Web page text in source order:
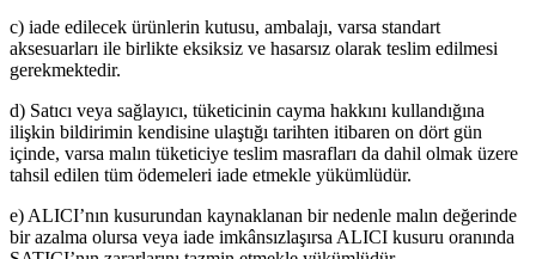
c) iade edilecek ürünlerin kutusu, ambalajı, varsa standart
aksesuarları ile birlikte eksiksiz ve hasarsız olarak teslim edilmesi
gerekmektedir.
d) Satıcı veya sağlayıcı, tüketicinin cayma hakkını kullandığına
ilişkin bildirimin kendisine ulaştığı tarihten itibaren on dört gün
içinde, varsa malın tüketiciye teslim masrafları da dahil olmak üzere
tahsil edilen tüm ödemeleri iade etmekle yükümlüdür.
e) ALICI’nın kusurundan kaynaklanan bir nedenle malın değerinde
bir azalma olursa veya iade imkânsızlaşırsa ALICI kusuru oranında